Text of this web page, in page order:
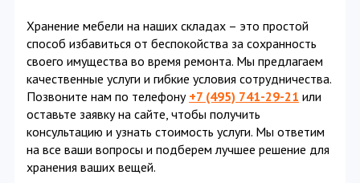
Хранение мебели на наших складах – это простой
способ избавиться от беспокойства за сохранность
своего имущества во время ремонта. Мы предлагаем
качественные услуги и гибкие условия сотрудничества.
Позвоните нам по телефону +7 (495) 741-29-21 или
оставьте заявку на сайте, чтобы получить
консультацию и узнать стоимость услуги. Мы ответим
на все ваши вопросы и подберем лучшее решение для
хранения ваших вещей.